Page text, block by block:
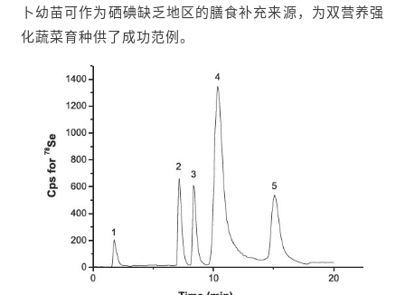
卜幼苗可作为硒碘缺乏地区的膳食补充来源，为双营养强
化蔬菜育种供了成功范例。